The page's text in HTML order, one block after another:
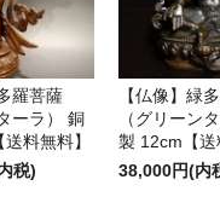
羅菩薩
ーラ） 銅
料無料】
税)
【仏像】緑
（グリーン
製 12cm【
38,000円(内